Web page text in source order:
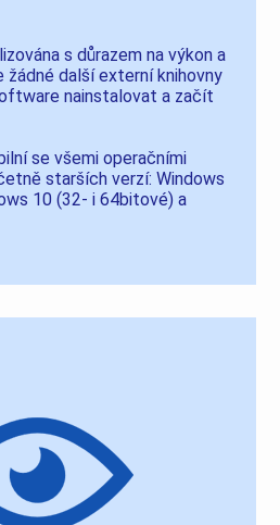
s důrazem na výkon a
žádné další externí knihovny
nainstalovat a začít
se všemi operačními
starších verzí: Windows
10 (32- i 64bitové) a